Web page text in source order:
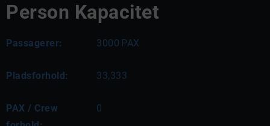
Person Kapacitet
Passagerer: 3000 PAX
Pladsforhold: 33,333
PAX / Crew
0